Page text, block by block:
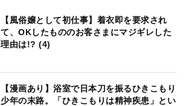
【風俗嬢として初仕事】着衣即を要求され
て、OKしたもののお客さまにマジギレした
理由は!? (4)
【漫画あり】浴室で日本刀を振るひきこもり
少年の末路。「ひきこもりは精神疾患」とい